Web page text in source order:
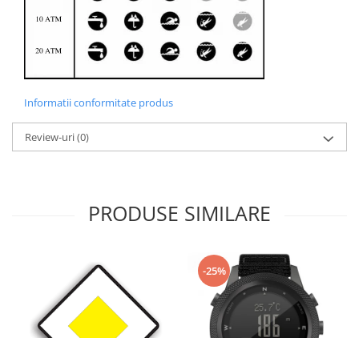
Informatii conformitate produs
Review-uri(0)
PRODUSE SIMILARE
-25%